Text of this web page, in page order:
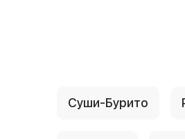
Суши-Бурито